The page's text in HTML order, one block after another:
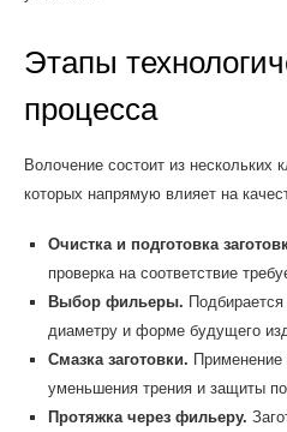
Этапы
процесса
Волочение состоит из
которых напрямую влияет на
Очистка и подготовка
проверка на соответствие
Выбор фильеры.
диаметру и форме будущего
Смазка заготовки. Применение
уменьшения трения и защиты
Протяжка через фильеру.